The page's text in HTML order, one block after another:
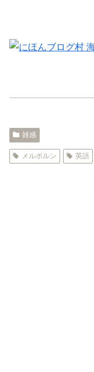
雑感
メルボルン 英語